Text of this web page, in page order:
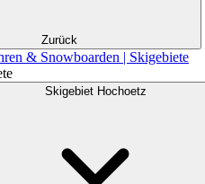
Zurück
& Snowboarden | Skigebiete
Skigebiet Hochoetz